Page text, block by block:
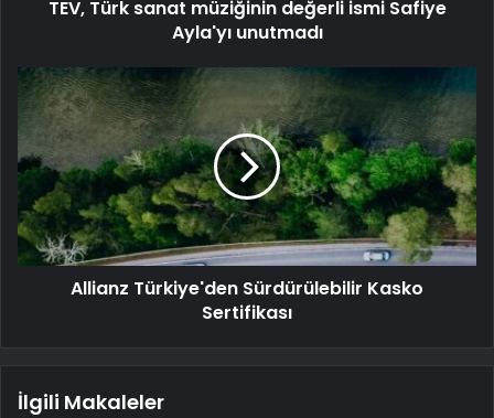
TEV, Türk sanat müziğinin değerli ismi Safiye
Ayla'yı unutmadı
Allianz Türkiye'den Sürdürülebilir Kasko
Sertifikası
İlgili Makaleler